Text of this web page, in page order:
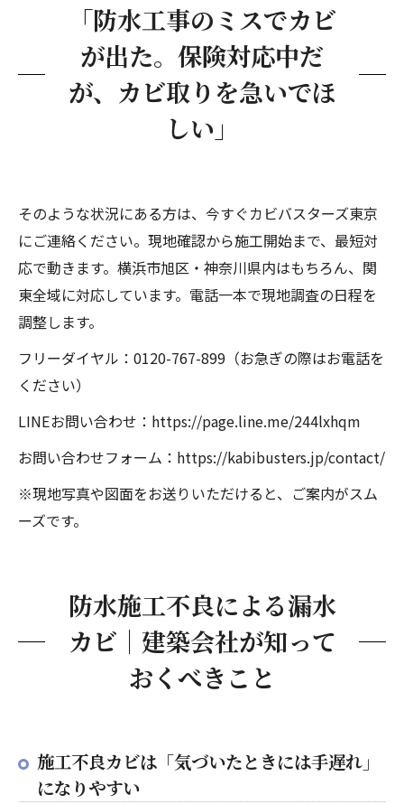
「防水工事のミスでカビ
が出た。保険対応中だ
が、カビ取りを急いでほ
しい」
そのような状況にある方は、今すぐカビバスターズ東京
にご連絡ください。現地確認から施工開始まで、最短対
応で動きます。横浜市旭区・神奈川県内はもちろん、関
東全域に対応しています。電話一本で現地調査の日程を
調整します。
フリーダイヤル：0120-767-899（お急ぎの際はお電話を
ください）
LINEお問い合わせ：https://page.line.me/244lxhqm
お問い合わせフォーム：https://kabibusters.jp/contact/
※現地写真や図面をお送りいただけると、ご案内がスム
ーズです。
防水施工不良による漏水
カビ｜建築会社が知って
おくべきこと
施工不良カビは「気づいたときには手遅れ」
になりやすい